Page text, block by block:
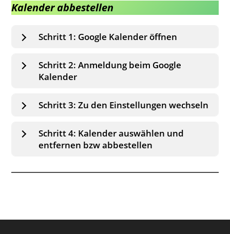
Kalender abbestellen
Schritt 1: Google Kalender öffnen
Schritt 2: Anmeldung beim Google
Kalender
Schritt 3: Zu den Einstellungen wechseln
Schritt 4: Kalender auswählen und
entfernen bzw abbestellen